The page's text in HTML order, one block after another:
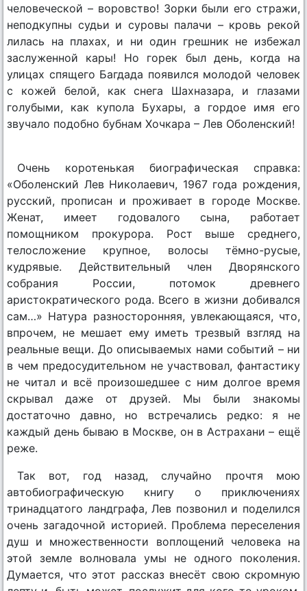
человеческой – воровство! Зорки были его стражи,
неподкупны судьи и суровы палачи – кровь рекой
лилась на плахах, и ни один грешник не избежал
заслуженной кары! Но горек был день, когда на
улицах спящего Багдада появился молодой человек
с кожей белой, как снега Шахназара, и глазами
голубыми, как купола Бухары, а гордое имя его
звучало подобно бубнам Хочкара – Лев Оболенский!
Очень коротенькая биографическая справка:
«Оболенский Лев Николаевич, 1967 года рождения,
русский, прописан и проживает в городе Москве.
Женат, имеет годовалого сына, работает
помощником прокурора. Рост выше среднего,
телосложение крупное, волосы тёмно-русые,
кудрявые. Действительный член Дворянского
собрания России, потомок древнего
аристократического рода. Всего в жизни добивался
сам…» Натура разносторонняя, увлекающаяся, что,
впрочем, не мешает ему иметь трезвый взгляд на
реальные вещи. До описываемых нами событий – ни
в чем предосудительном не участвовал, фантастику
не читал и всё произошедшее с ним долгое время
скрывал даже от друзей. Мы были знакомы
достаточно давно, но встречались редко: я не
каждый день бываю в Москве, он в Астрахани – ещё
реже.
Так вот, год назад, случайно прочтя мою
автобиографическую книгу о приключениях
тринадцатого ландграфа, Лев позвонил и поделился
очень загадочной историей. Проблема переселения
душ и множественности воплощений человека на
этой земле волновала умы не одного поколения.
Думается, что этот рассказ внесёт свою скромную